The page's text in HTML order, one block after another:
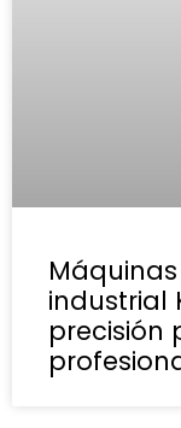
industrial
precisión